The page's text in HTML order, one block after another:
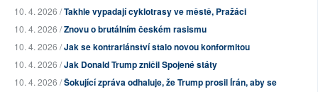
10. 4. 2026 /Takhle vypadají cyklotrasy ve městě, Pražáci
10. 4. 2026 /Znovu o brutálním českém rasismu
10. 4. 2026 /Jak se kontrariánství stalo novou konformitou
10. 4. 2026 /Jak Donald Trump zničil Spojené státy
10. 4. 2026 /Šokující zpráva odhaluje, že Trump prosil Írán, aby se